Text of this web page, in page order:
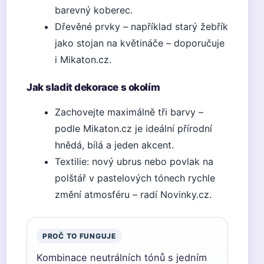
barevný koberec.
Dřevěné prvky – například starý žebřík
jako stojan na květináče – doporučuje
i Mikaton.cz.
Jak sladit dekorace s okolím
Zachovejte maximálně tři barvy –
podle Mikaton.cz je ideální přírodní
hnědá, bílá a jeden akcent.
Textilie: nový ubrus nebo povlak na
polštář v pastelových tónech rychle
změní atmosféru – radí Novinky.cz.
PROČ TO FUNGUJE
Kombinace neutrálních tónů s jedním